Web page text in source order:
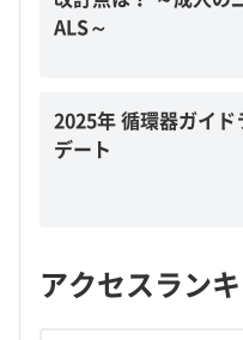
ALS～
2025年 循環器ガイド
デート
アクセスラン